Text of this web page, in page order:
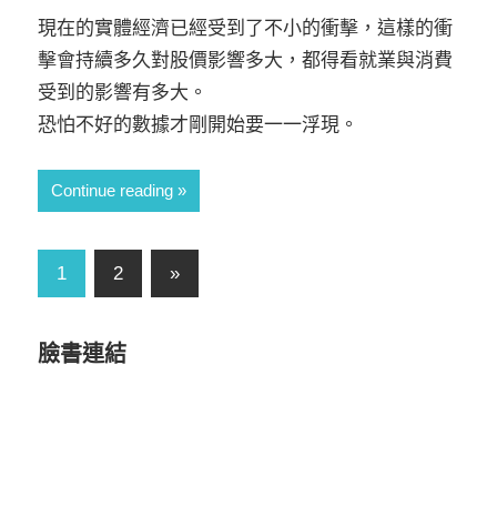
現在的實體經濟已經受到了不小的衝擊，這樣的衝
擊會持續多久對股價影響多大，都得看就業與消費
受到的影響有多大。
恐怕不好的數據才剛開始要一一浮現。
Continue reading
文
導
1 2
Next
Posts
»
臉書連結